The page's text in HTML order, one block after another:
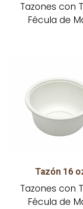
Tazones con
Fécula de
Tazón 16
Tazones con
Fécula de